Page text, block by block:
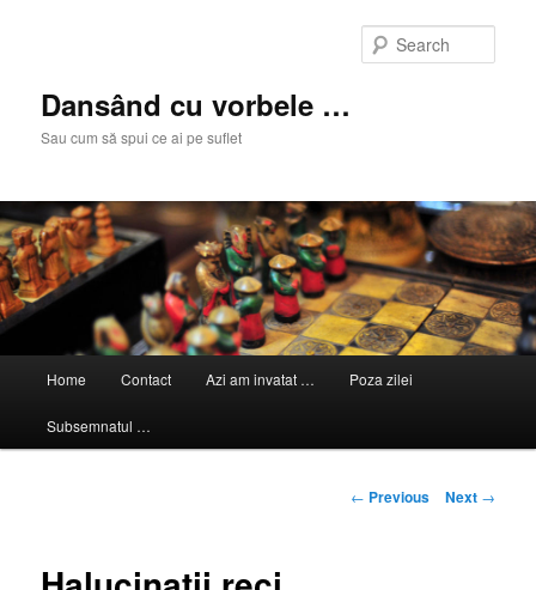
Dansând cu vorbele …
Sau cum să spui ce ai pe suflet
Home Contact Azi am invatat … Poza zilei
Subsemnatul …
Post
← Previous Next →